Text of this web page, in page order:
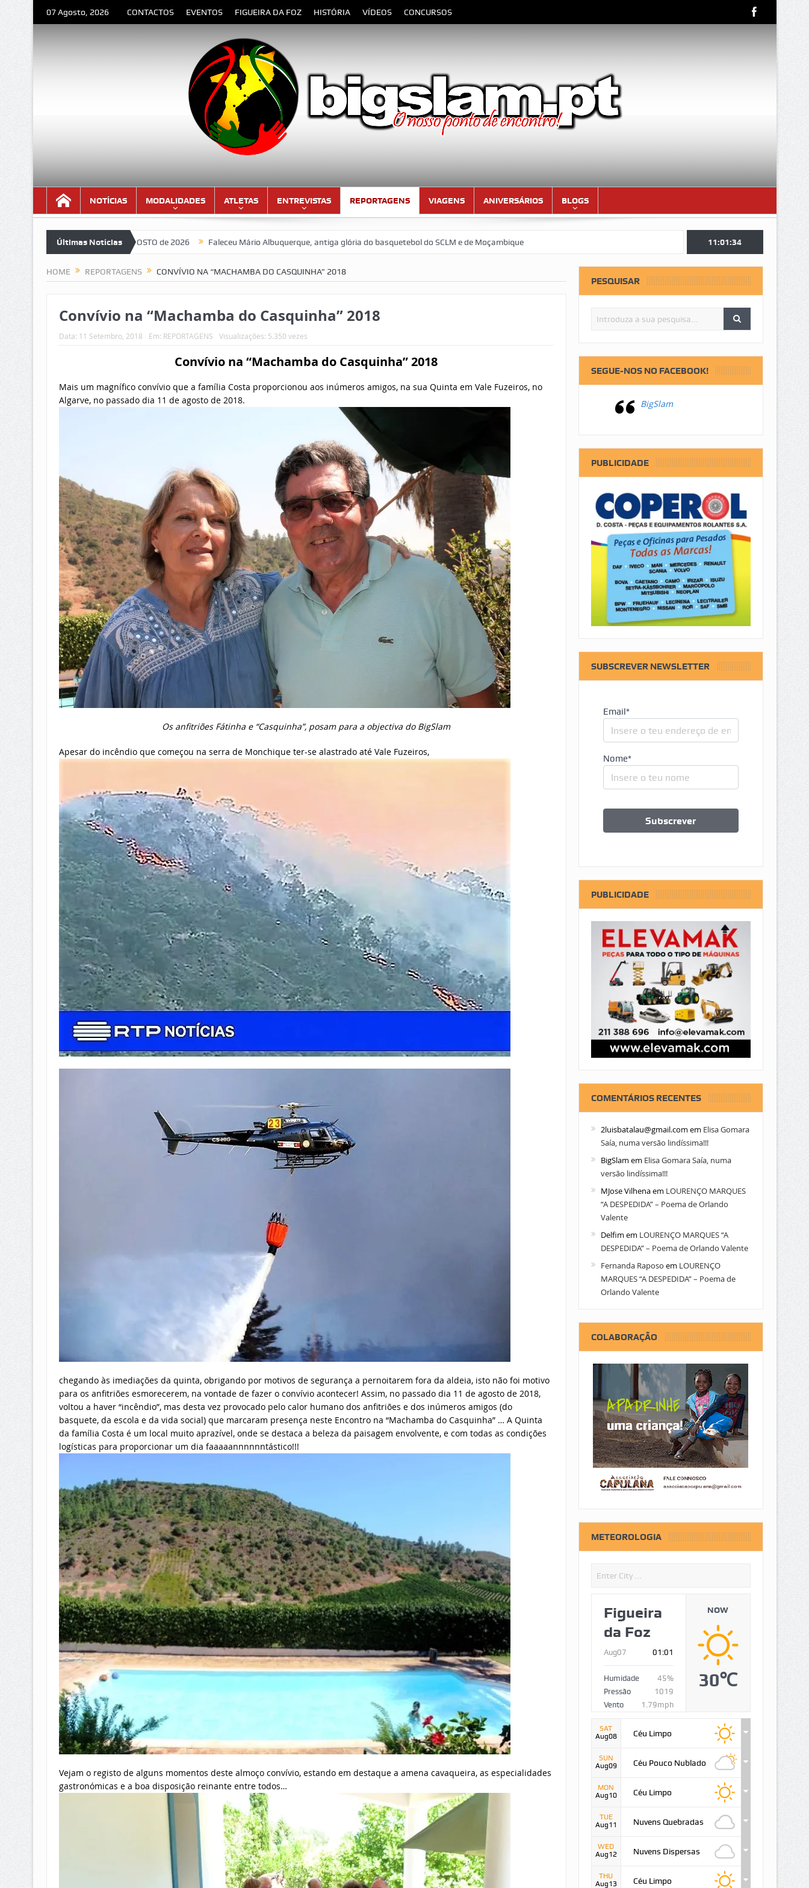
07 Agosto, 2026 CONTACTOS EVENTOS FIGUEIRA DA FOZ HISTÓRIA VÍDEOS CONCURSOS
NOTÍCIAS MODALIDADES ATLETAS ENTREVISTAS REPORTAGENS VIAGENS ANIVERSÁRIOS BLOGS
Últimas Notícias
do mês de AGOSTO de 2026 Faleceu Mário Albuquerque, antiga glória do basquetebol do SCLM e de Moçambique 11:01:36
HOME REPORTAGENS CONVÍVIO NA “MACHAMBA DO CASQUINHA” 2018
Convívio na “Machamba do Casquinha” 2018
Data: 11 Setembro, 2018 Em: REPORTAGENS Visualizações: 5.350 vezes
Convívio na “Machamba do Casquinha” 2018
Mais um magnífico convívio que a família Costa proporcionou aos inúmeros amigos, na sua Quinta em Vale Fuzeiros, no
Algarve, no passado dia 11 de agosto de 2018.
Os anfitriões Fátinha e “Casquinha”, posam para a objectiva do BigSlam
Apesar do incêndio que começou na serra de Monchique ter-se alastrado até Vale Fuzeiros,
chegando às imediações da quinta, obrigando por motivos de segurança a pernoitarem fora da aldeia, isto não foi motivo
para os anfitriões esmorecerem, na vontade de fazer o convívio acontecer! Assim, no passado dia 11 de agosto de 2018,
voltou a haver “incêndio”, mas desta vez provocado pelo calor humano dos anfitriões e dos inúmeros amigos (do
basquete, da escola e da vida social) que marcaram presença neste Encontro na “Machamba do Casquinha” … A Quinta
da família Costa é um local muito aprazível, onde se destaca a beleza da paisagem envolvente, e com todas as condições
logísticas para proporcionar um dia faaaaannnnnntástico!!!
Vejam o registo de alguns momentos deste almoço convívio, estando em destaque a amena cavaqueira, as especialidades
gastronómicas e a boa disposição reinante entre todos…
PESQUISAR
SEGUE-NOS NO FACEBOOK!
BigSlam
PUBLICIDADE
SUBSCREVER NEWSLETTER
Email*
Nome*
PUBLICIDADE
COMENTÁRIOS RECENTES
2luisbatalau@gmail.com em Elisa Gomara
Saía, numa versão lindíssima!!!
BigSlam em Elisa Gomara Saía, numa
versão lindíssima!!!
MJose Vilhenaem LOURENÇO MARQUES
“A DESPEDIDA” – Poema de Orlando
Valente
Delfim em LOURENÇO MARQUES “A
DESPEDIDA” – Poema de Orlando Valente
Fernanda Raposo em LOURENÇO
MARQUES “A DESPEDIDA” – Poema de
Orlando Valente
COLABORAÇÃO
METEOROLOGIA
Figueira
da Foz
Aug07 01:01
Humidade
45%
Pressão
1019
Vento
1.79mph
NOW
30℃
SAT
Aug08
Céu Limpo
SUN
Aug09
Céu Pouco Nublado
MON
Aug10
Céu Limpo
TUE
Aug11
Nuvens Quebradas
WED
Aug12
Nuvens Dispersas
THU
Aug13
Céu Limpo